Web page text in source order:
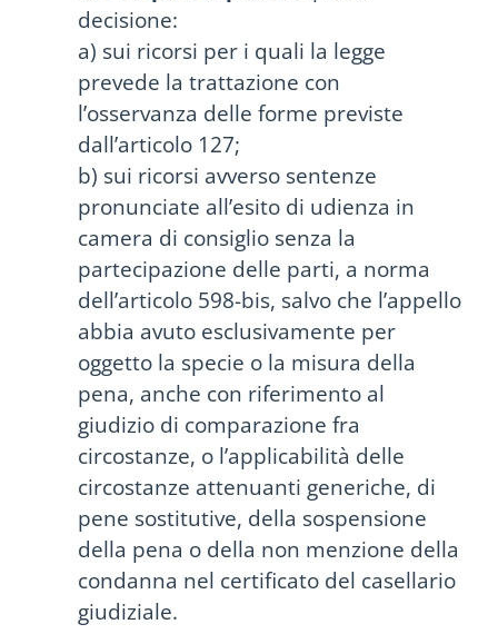
decisione:
a) sui ricorsi per i quali la legge
prevede la trattazione con
l’osservanza delle forme previste
dall’articolo 127;
b) sui ricorsi avverso sentenze
pronunciate all’esito di udienza in
camera di consiglio senza la
partecipazione delle parti, a norma
dell’articolo 598-bis, salvo che l’appello
abbia avuto esclusivamente per
oggetto la specie o la misura della
pena, anche con riferimento al
giudizio di comparazione fra
circostanze, o l’applicabilità delle
circostanze attenuanti generiche, di
pene sostitutive, della sospensione
della pena o della non menzione della
condanna nel certificato del casellario
giudiziale.